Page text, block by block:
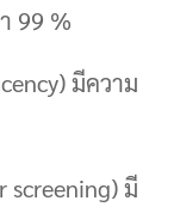
99 %
มีความ
screening) มี